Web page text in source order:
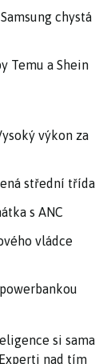
chystá
Temu a Shein
výkon za
střední třída
s ANC
vládce
si sama
nad tím